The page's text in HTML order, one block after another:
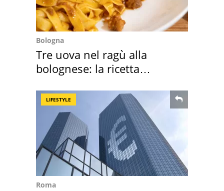
Bologna
Tre uova nel ragù alla
bolognese: la ricetta
LIFESTYLE
Roma